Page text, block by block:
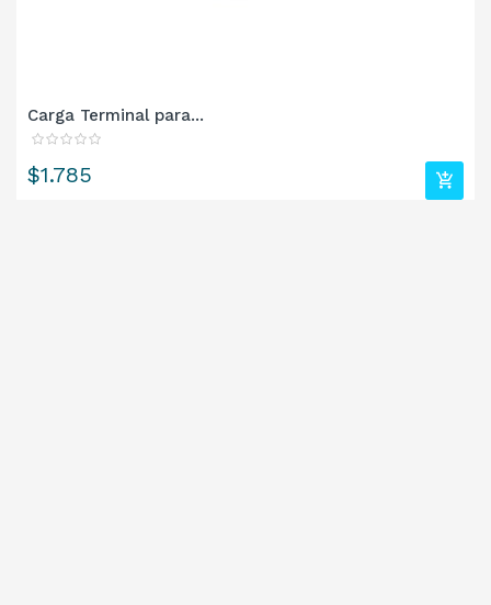
Carga Terminal para...
Precio
$1.785